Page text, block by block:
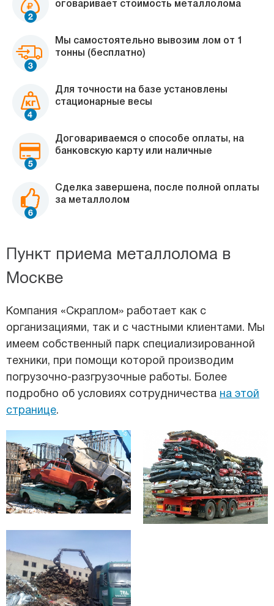
оговаривает стоимость металлолома
Мы самостоятельно вывозим лом от 1
тонны (бесплатно)
Для точности на базе установлены
стационарные весы
Договариваемся о способе оплаты, на
банковскую карту или наличные
Сделка завершена, после полной оплаты
за металлолом
Пункт приема металлолома в
Москве
Компания «Скраплом» работает как с
организациями, так и с частными клиентами. Мы
имеем собственный парк специализированной
техники, при помощи которой производим
погрузочно-разгрузочные работы. Более
подробно об условиях сотрудничества на этой
странице.